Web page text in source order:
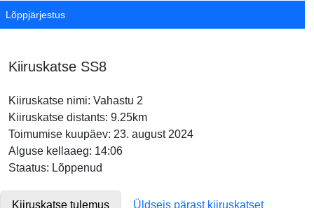
Lõppjärjestus
Kiiruskatse SS8
Kiiruskatse nimi: Vahastu 2
Kiiruskatse distants: 9.25km
Toimumise kuupäev: 23. august 2024
Alguse kellaaeg: 14:06
Staatus: Lõppenud
Kiiruskatse tulemus Üldseis pärast kiiruskatset